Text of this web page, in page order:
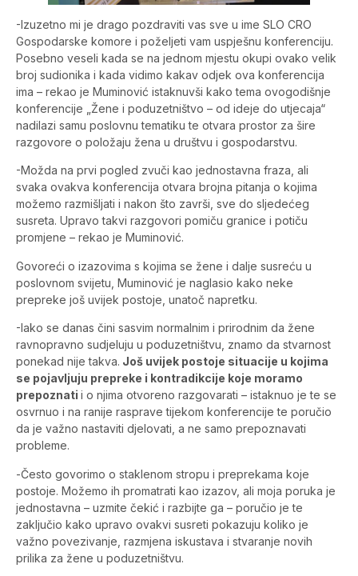
-Izuzetno mi je drago pozdraviti vas sve u ime SLO CRO
Gospodarske komore i poželjeti vam uspješnu konferenciju.
Posebno veseli kada se na jednom mjestu okupi ovako velik
broj sudionika i kada vidimo kakav odjek ova konferencija
ima – rekao je Muminović istaknuvši kako tema ovogodišnje
konferencije „Žene i poduzetništvo – od ideje do utjecaja“
nadilazi samu poslovnu tematiku te otvara prostor za šire
razgovore o položaju žena u društvu i gospodarstvu.
-Možda na prvi pogled zvuči kao jednostavna fraza, ali
svaka ovakva konferencija otvara brojna pitanja o kojima
možemo razmišljati i nakon što završi, sve do sljedećeg
susreta. Upravo takvi razgovori pomiču granice i potiču
promjene – rekao je Muminović.
Govoreći o izazovima s kojima se žene i dalje susreću u
poslovnom svijetu, Muminović je naglasio kako neke
prepreke još uvijek postoje, unatoč napretku.
-Iako se danas čini sasvim normalnim i prirodnim da žene
ravnopravno sudjeluju u poduzetništvu, znamo da stvarnost
ponekad nije takva. Još uvijek postoje situacije u kojima
se pojavljuju prepreke i kontradikcije koje moramo
prepoznati i o njima otvoreno razgovarati – istaknuo je te se
osvrnuo i na ranije rasprave tijekom konferencije te poručio
da je važno nastaviti djelovati, a ne samo prepoznavati
probleme.
-Često govorimo o staklenom stropu i preprekama koje
postoje. Možemo ih promatrati kao izazov, ali moja poruka je
jednostavna – uzmite čekić i razbijte ga – poručio je te
zaključio kako upravo ovakvi susreti pokazuju koliko je
važno povezivanje, razmjena iskustava i stvaranje novih
prilika za žene u poduzetništvu.